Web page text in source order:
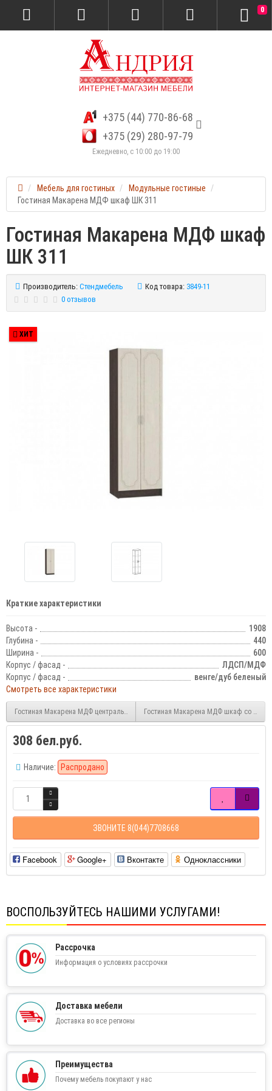
+375 (44) 770-86-68
+375 (29) 280-97-79
Ежедневно, с 10:00 до 19:00
0
Мебель для гостиных
Модульные гостиные
Гостиная Макарена МДФ шкаф ШК 311
Гостиная Макарена МДФ шкаф
ШК 311
Производитель: Стендмебель Код товара: 3849-11
0 отзывов
ХИТ
Краткие характеристики
Высота -
1908
Глубина -
440
Ширина -
600
Корпус / фасад -
ЛДСП/МДФ
Корпус / фасад -
венге/дуб беленый
Смотреть все характеристики
Гостиная Макарена МДФ центральная секцияГостиная Макарена МДФ шкаф со
308 бел.руб.
Наличие: Распродано
ЗВОНИТЕ 8(044)7708668
Facebook Google+ Вконтакте Одноклассники
ВОСПОЛЬЗУЙТЕСЬ НАШИМИ УСЛУГАМИ!
Рассрочка
Информация о условиях рассрочки
Доставка мебели
Доставка во все регионы
Преимущества
Почему мебель покупают у нас